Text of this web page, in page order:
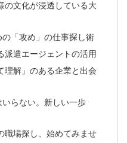
の文化が浸透している大
「攻め」の仕事探し術
派遣エージェントの活用
理解」のある企業と出会
らない。新しい一歩
職場探し、始めてみませ